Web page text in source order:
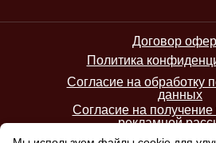
Политика
Согласие на обработку
данных
Согласие на получение
рекламной
Договор